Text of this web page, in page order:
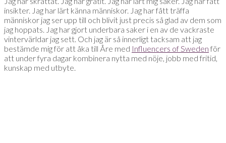
insikter. Jag har lärt känna människor. Jag har fått träffa
människor jag ser upp till och blivit just precis så glad av dem som
jag hoppats. Jag har gjort underbara saker i en av de vackraste
vintervärldar jag sett. Och jag är så innerligt tacksam att jag
bestämde mig för att åka till Åre med Influencers of Sweden för
att under fyra dagar kombinera nytta med nöje, jobb med fritid,
kunskap med utbyte.